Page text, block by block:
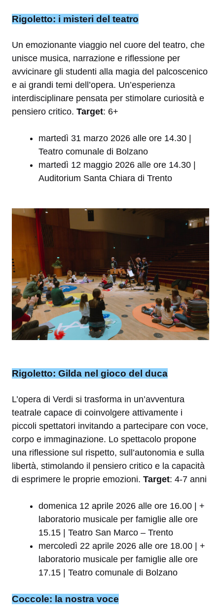
Rigoletto: i misteri del teatro
Un emozionante viaggio nel cuore del teatro, che
unisce musica, narrazione e riflessione per
avvicinare gli studenti alla magia del palcoscenico
e ai grandi temi dell’opera. Un’esperienza
interdisciplinare pensata per stimolare curiosità e
pensiero critico. Target: 6+
martedì 31 marzo 2026 alle ore 14.30 |
Teatro comunale di Bolzano
martedì 12 maggio 2026 alle ore 14.30 |
Auditorium Santa Chiara di Trento
Rigoletto: Gilda nel gioco del duca
L’opera di Verdi si trasforma in un’avventura
teatrale capace di coinvolgere attivamente i
piccoli spettatori invitando a partecipare con voce,
corpo e immaginazione. Lo spettacolo propone
una riflessione sul rispetto, sull’autonomia e sulla
libertà, stimolando il pensiero critico e la capacità
di esprimere le proprie emozioni. Target: 4-7 anni
domenica 12 aprile 2026 alle ore 16.00 | +
laboratorio musicale per famiglie alle ore
15.15 | Teatro San Marco – Trento
mercoledì 22 aprile 2026 alle ore 18.00 | +
laboratorio musicale per famiglie alle ore
17.15 | Teatro comunale di Bolzano
Coccole: la nostra voce